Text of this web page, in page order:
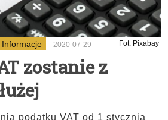
Informacje 2020-07-29 Fot. Pixabay
zostanie z
podatku VAT od 1 stycznia